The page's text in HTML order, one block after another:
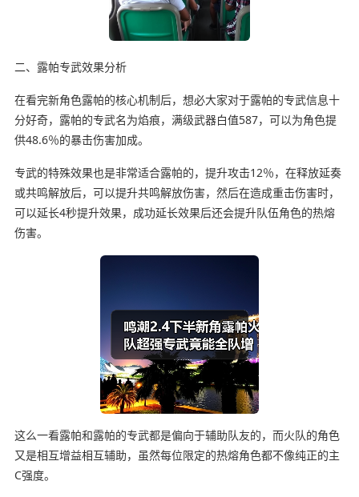
二、露帕专武效果分析
在看完新角色露帕的核心机制后，想必大家对于露帕的专武信息十
分好奇，露帕的专武名为焰痕，满级武器白值587，可以为角色提
供48.6％的暴击伤害加成。
专武的特殊效果也是非常适合露帕的，提升攻击12％，在释放延奏
或共鸣解放后，可以提升共鸣解放伤害，然后在造成重击伤害时，
可以延长4秒提升效果，成功延长效果后还会提升队伍角色的热熔
伤害。
这么一看露帕和露帕的专武都是偏向于辅助队友的，而火队的角色
又是相互增益相互辅助，虽然每位限定的热熔角色都不像纯正的主
C强度。